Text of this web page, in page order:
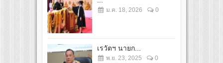
ม.ค. 18, 2026 0
เรวัตฯ นายก...
พ.ย. 23, 2025 0